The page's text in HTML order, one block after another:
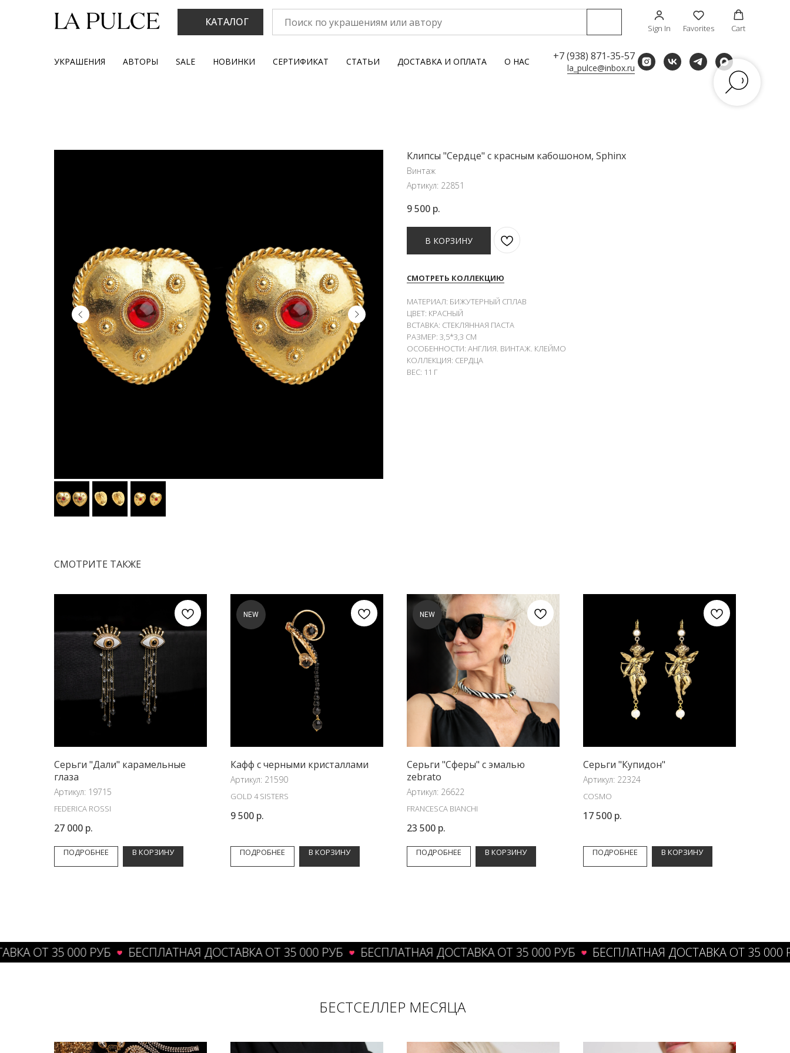
КАТАЛОГ Sign In Favorites Cart
УКРАШЕНИЯ АВТОРЫ SALE НОВИНКИ СЕРТИФИКАТ СТАТЬИ ДОСТАВКА И ОПЛАТА О НАС +7 (938) 871-35-57
la_pulce@inbox.ru
Клипсы "Сердце" с красным кабошоном, Sphinx
Винтаж
Артикул: 22851
9 500 р.
В КОРЗИНУ
СМОТРЕТЬ КОЛЛЕКЦИЮ
МАТЕРИАЛ: БИЖУТЕРНЫЙ СПЛАВ
ЦВЕТ: КРАСНЫЙ
ВСТАВКА: СТЕКЛЯННАЯ ПАСТА
РАЗМЕР: 3,5*3,3 СМ
ОСОБЕННОСТИ: АНГЛИЯ. ВИНТАЖ. КЛЕЙМО
КОЛЛЕКЦИЯ: СЕРДЦА
ВЕС: 11 Г
СМОТРИТЕ ТАКЖЕ
Серьги "Дали" карамельные
глаза
Артикул: 19715
FEDERICA ROSSI
27 000 р.
ПОДРОБНЕЕ В КОРЗИНУ
NEW
Кафф с черными кристаллами
Артикул: 21590
GOLD 4 SISTERS
9 500 р.
ПОДРОБНЕЕ В КОРЗИНУ
NEW
Серьги "Сферы" с эмалью
zebrato
Артикул: 26622
FRANCESCA BIANCHI
23 500 р.
ПОДРОБНЕЕ В КОРЗИНУ
Серьги "Купидон"
Артикул: 22324
COSMO
17 500 р.
ПОДРОБНЕЕ В КОРЗИНУ
35 000 РУБ БЕСПЛАТНАЯ ДОСТАВКА ОТ 35 000 РУБ БЕСПЛАТНАЯ ДОСТАВКА ОТ 35 000 РУБ БЕСПЛАТНАЯ ДОСТАВКА ОТ 35 000 РУБ
БЕСТСЕЛЛЕР МЕСЯЦА